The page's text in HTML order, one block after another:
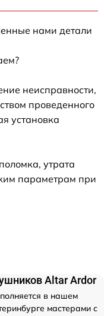
нами детали
неисправности,
проведенного
установка
утрата
параметрам при
Аltar Ardor
в нашем
мастерами с